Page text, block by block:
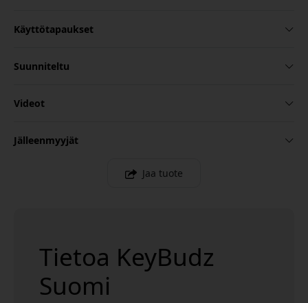
Käyttötapaukset
Suunniteltu
Videot
Jälleenmyyjät
Jaa tuote
Tietoa KeyBudz
Suomi